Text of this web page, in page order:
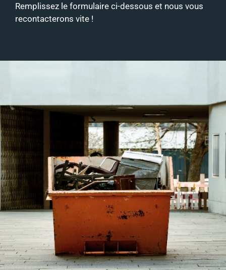
Remplissez le formulaire ci-dessous et nous vous
recontacterons vite !